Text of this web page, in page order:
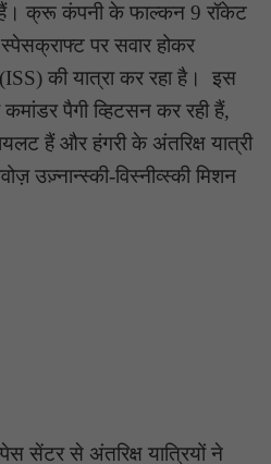
क्रू कंपनी के फाल्कन 9 रॉकेट
पर सवार होकर
(ISS) की यात्रा कर रहा है। इस
पैगी व्हिटसन कर रही हैं,
हैं और हंगरी के अंतरिक्ष यात्री
उज़्नान्स्की-विस्नीव्स्की मिशन
सेंटर से अंतरिक्ष यात्रियों ने